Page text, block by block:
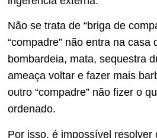
Não se trata de “briga de
“compadre” não entra na casa
bombardeia, mata, sequestra
ameaça voltar e fazer mais
outro “compadre” não fizer o
ordenado.
Por isso, é impossível resolver